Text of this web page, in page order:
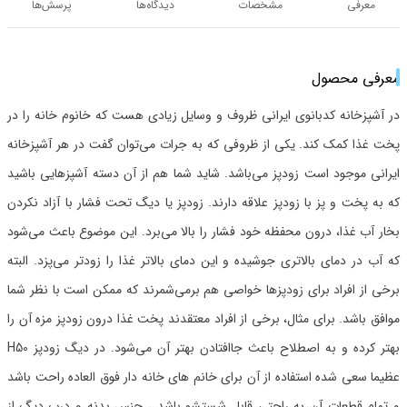
معرفی مشخصات دیدگاه‌ها پرسش‌ها
معرفی محصول
در آشپزخانه کدبانوی ایرانی ظروف و وسایل زیادی هست که خانوم خانه را در
پخت غذا کمک کند. یکی از ظروفی که به جرات می‌توان گفت در هر آشپزخانه
ایرانی موجود است زودپز می‌باشد. شاید شما هم از آن دسته آشپز‌هایی باشید
که به پخت و پز با زودپز علاقه دارند. زودپز یا دیگ تحت فشار با آزاد نکردن
بخار آب غذا، درون محفظه خود فشار را بالا می‌برد. این موضوع باعث می‌شود
که آب در دمای بالاتری جوشیده و این دمای بالاتر غذا را زودتر می‌پزد. البته
برخی از افراد برای زودپز‌ها خواصی هم برمی‌شمرند که ممکن است با نظر شما
موافق باشد. برای مثال، برخی از افراد معتقدند پخت غذا درون زودپز مزه آن را
بهتر کرده و به اصطلاح باعث جاافتادن بهتر آن می‌شود. در دیگ زودپز H50
عظیما سعی شده استفاده از آن برای خانم های خانه دار فوق العاده راحت باشد